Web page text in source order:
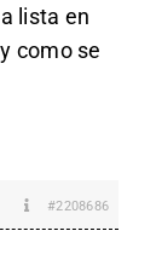
lista en
como se
#2208686